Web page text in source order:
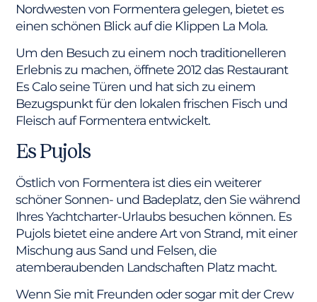
Nordwesten von Formentera gelegen, bietet es
einen schönen Blick auf die Klippen La Mola.
Um den Besuch zu einem noch traditionelleren
Erlebnis zu machen, öffnete 2012 das Restaurant
Es Calo seine Türen und hat sich zu einem
Bezugspunkt für den lokalen frischen Fisch und
Fleisch auf Formentera entwickelt.
Es Pujols
Östlich von Formentera ist dies ein weiterer
schöner Sonnen- und Badeplatz, den Sie während
Ihres Yachtcharter-Urlaubs besuchen können. Es
Pujols bietet eine andere Art von Strand, mit einer
Mischung aus Sand und Felsen, die
atemberaubenden Landschaften Platz macht.
Wenn Sie mit Freunden oder sogar mit der Crew